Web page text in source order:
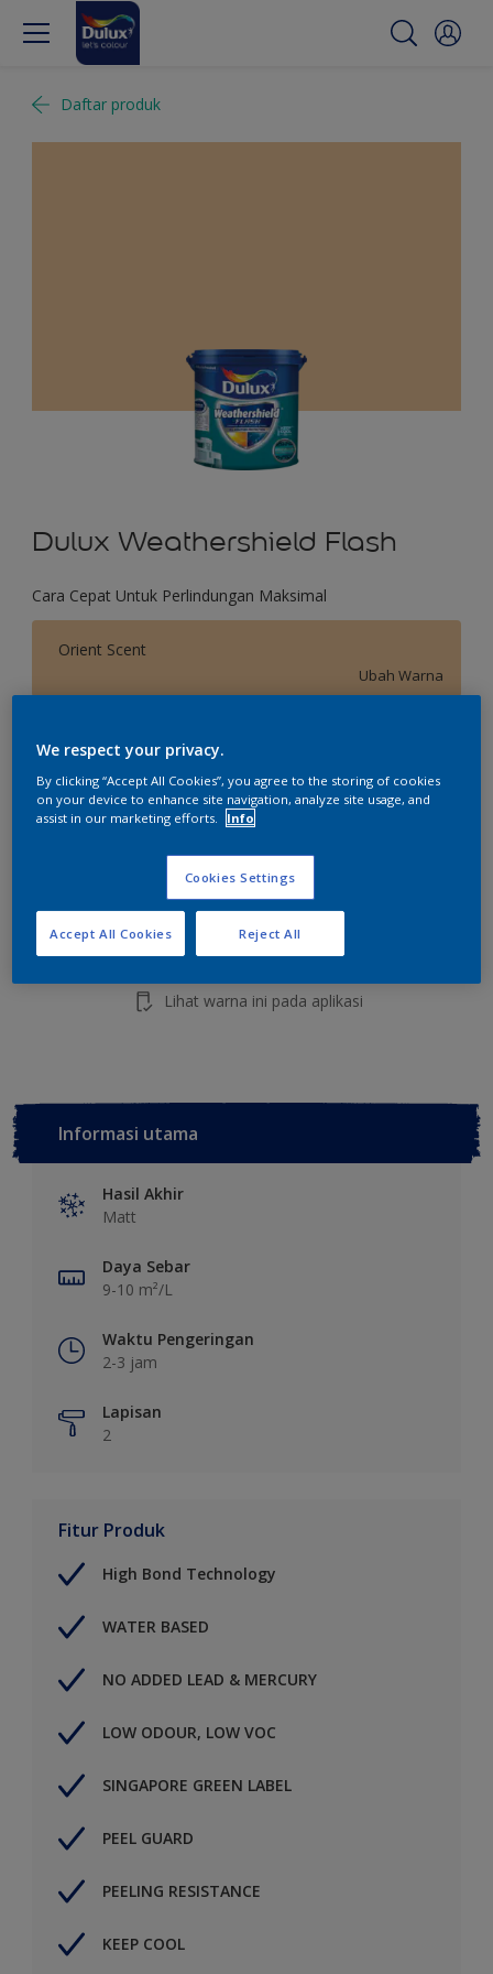
Daftar produk
Dulux Weathershield Flash
Cara Cepat Untuk Perlindungan Maksimal
Orient Scent
Ubah Warna
2.5 L 20 L
Kalkulator cat
Tambahkan ke Ruang Kerja Temukan Toko
Lihat warna ini pada aplikasi
Informasi utama
Hasil Akhir
Matt
Daya Sebar
9-10 m²/L
Waktu Pengeringan
2-3 jam
Lapisan
2
Fitur Produk
High Bond Technology
WATER BASED
NO ADDED LEAD & MERCURY
LOW ODOUR, LOW VOC
SINGAPORE GREEN LABEL
PEEL GUARD
PEELING RESISTANCE
KEEP COOL
We respect your privacy.
By clicking “Accept All Cookies”, you agree to the storing of cookies
on your device to enhance site navigation, analyze site usage, and
assist in our marketing efforts.
Info
Cookies Settings
Reject All
Accept All Cookies